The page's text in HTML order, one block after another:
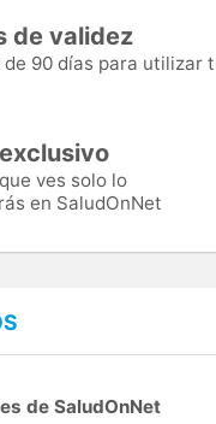
de validez
de 90 días para utilizar
ves solo lo
en SaludOnNet
de SaludOnNet